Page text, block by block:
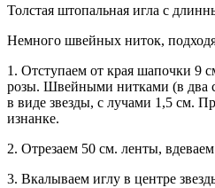
Толстая штопальная игла с
Немного швейных ниток,
1. Отступаем от края шапочки 9
розы. Швейными нитками (в два
в виде звезды, с лучами 1,5 см.
изнанке.
2. Отрезаем 50 см. ленты,
3. Вкалываем иглу в центре